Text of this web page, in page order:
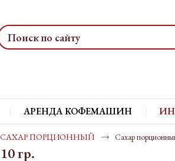
АРЕНДА КОФЕМАШИН
САХАР ПОРЦИОННЫЙ Сахар
гр.